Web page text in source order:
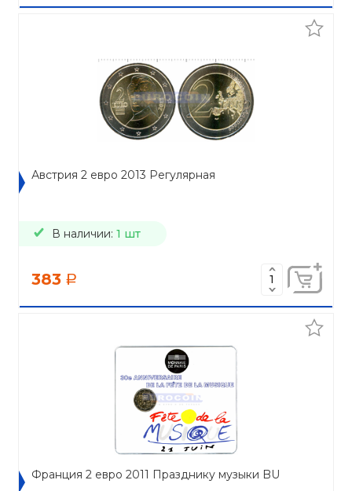
Австрия 2 евро 2013 Регулярная
В наличии: 1 шт
383 a
Франция 2 евро 2011 Празднику музыки BU